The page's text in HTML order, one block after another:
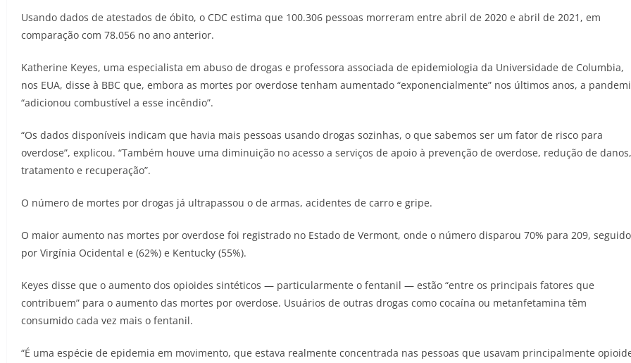
Usando dados de atestados de óbito, o CDC estima que 100.306 pessoas morreram entre abril de 2020 e abril de 2021, em
comparação com 78.056 no ano anterior.
Katherine Keyes, uma especialista em abuso de drogas e professora associada de epidemiologia da Universidade de Columbia,
nos EUA, disse à BBC que, embora as mortes por overdose tenham aumentado “exponencialmente” nos últimos anos, a
“adicionou combustível a esse incêndio”.
“Os dados disponíveis indicam que havia mais pessoas usando drogas sozinhas, o que sabemos ser um fator de risco para
overdose”, explicou. “Também houve uma diminuição no acesso a serviços de apoio à prevenção de overdose, redução de danos,
tratamento e recuperação”.
O número de mortes por drogas já ultrapassou o de armas, acidentes de carro e gripe.
O maior aumento nas mortes por overdose foi registrado no Estado de Vermont, onde o número disparou 70% para 209, seguido
por Virgínia Ocidental e (62%) e Kentucky (55%).
Keyes disse que o aumento dos opioides sintéticos — particularmente o fentanil — estão “entre os principais fatores que
contribuem” para o aumento das mortes por overdose. Usuários de outras drogas como cocaína ou metanfetamina têm
consumido cada vez mais o fentanil.
“É uma espécie de epidemia em movimento, que estava realmente concentrada nas pessoas que usavam principalmente